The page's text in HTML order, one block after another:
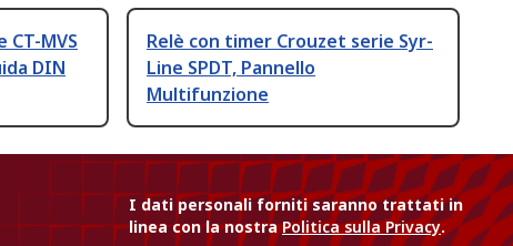
CT-MVS
DIN
Relè con timer Crouzet serie Syr-
Line SPDT, Pannello
Multifunzione
I dati personali forniti saranno trattati in
linea con la nostraPolitica sulla Privacy.